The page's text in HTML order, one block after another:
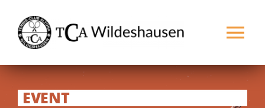
Inhalt
springen
EVENT